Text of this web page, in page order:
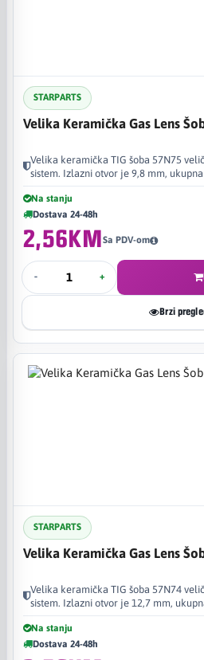
STARPARTS
Velika Keramička Gas Lens
Velika keramička TIG šoba 57N75
sistem. Izlazni otvor je 9,8 mm,
Na stanju
Dostava 24-48h
2,56KMSa PDV-om
- +
Brzi
STARPARTS
Velika Keramička Gas Lens
Velika keramička TIG šoba 57N74
sistem. Izlazni otvor je 12,7 mm,
Na stanju
Dostava 24-48h